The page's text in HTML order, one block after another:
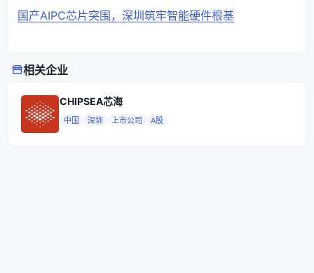
国产AIPC芯片突围，深圳筑牢智能硬件根基
相关企业
CHIPSEA芯海
中国 深圳 上市公司 A股